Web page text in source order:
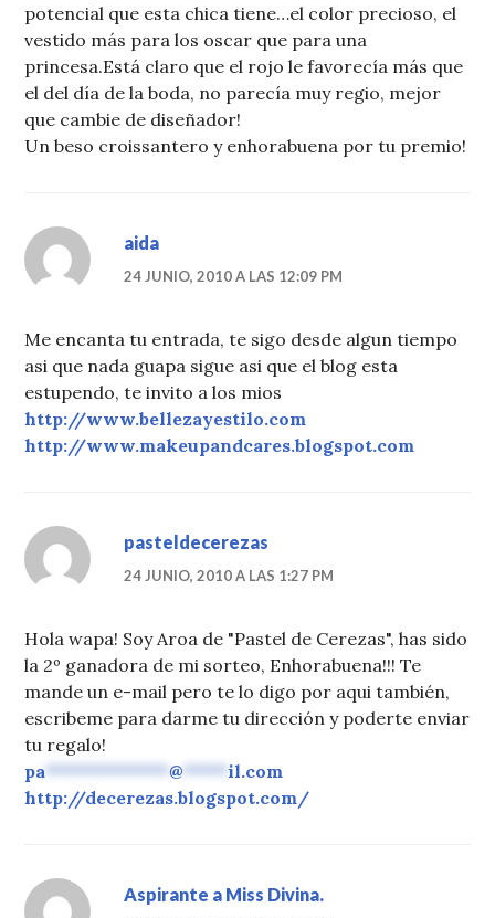
potencial que esta chica tiene…el color precioso, el
vestido más para los oscar que para una
princesa.Está claro que el rojo le favorecía más que
el del día de la boda, no parecía muy regio, mejor
que cambie de diseñador!
Un beso croissantero y enhorabuena por tu premio!
aida
24 JUNIO, 2010 A LAS 12:09 PM
Me encanta tu entrada, te sigo desde algun tiempo
asi que nada guapa sigue asi que el blog esta
estupendo, te invito a los mios
http://www.bellezayestilo.com
http://www.makeupandcares.blogspot.com
pasteldecerezas
24 JUNIO, 2010 A LAS 1:27 PM
Hola wapa! Soy Aroa de "Pastel de Cerezas", has sido
la 2º ganadora de mi sorteo, Enhorabuena!!! Te
mande un e-mail pero te lo digo por aqui también,
escribeme para darme tu dirección y poderte enviar
tu regalo!
pa **************@ *****il.com
http://decerezas.blogspot.com/
Aspirante a Miss Divina.